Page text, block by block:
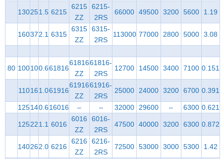
130251.5 6215
6215
ZZ
6215-
2RS
66000 49500 3200 5600 1.19
160372.1 6315
6315
ZZ
6315-
2RS
113000 77000 2800 5000 3.08
80 100100.661816
61816
ZZ
61816-
2RS
12700 14500 3400 7100 0.151
110161.061916
61916
ZZ
61916-
2RS
25000 24000 3200 6700 0.391
125140.616016 – – 32000 29600 – 6300 0.621
125221.1 6016
6016
ZZ
6016-
2RS
47500 40000 3200 6300 0.872
140262.0 6216
6216
ZZ
6216-
2RS
72500 53000 3000 5300 1.42